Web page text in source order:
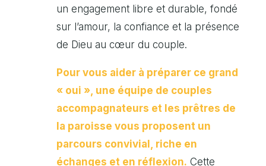
un engagement libre et durable, fondé
sur l’amour, la confiance et la présence
de Dieu au cœur du couple.
Pour vous aider à préparer ce grand
« oui », une équipe de couples
accompagnateurs et les prêtres de
la paroisse vous proposent un
parcours convivial, riche en
échanges et en réflexion. Cette